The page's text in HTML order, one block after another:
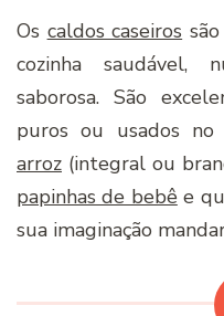
Os caldos caseiros
cozinha saudável,
saborosa. São
puros ou usados
arroz (integral ou
papinhas de bebêe
sua imaginação